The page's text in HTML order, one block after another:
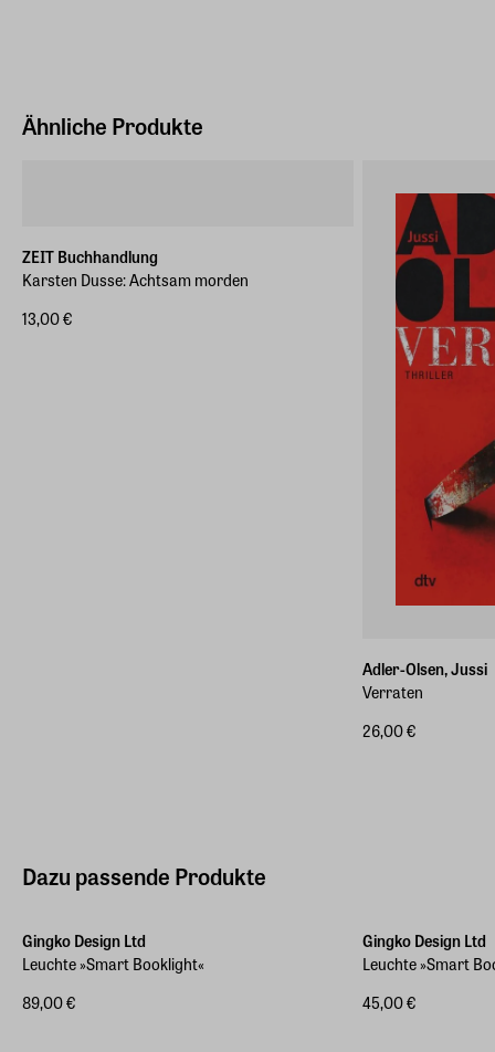
Ähnliche Produkte
ZEIT Buchhandlung
Karsten Dusse: Achtsam morden
13,00 €
Adler-Olsen, Jussi
Verraten
26,00 €
Dazu passende Produkte
Gingko Design Ltd
Leuchte »Smart Booklight«
89,00 €
Gingko Design Ltd
Leuchte »Smart
45,00 €